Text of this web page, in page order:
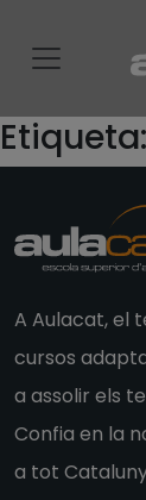
Etiqueta:
A Aulacat, el
cursos
a assolir els
Confia en la
a tot